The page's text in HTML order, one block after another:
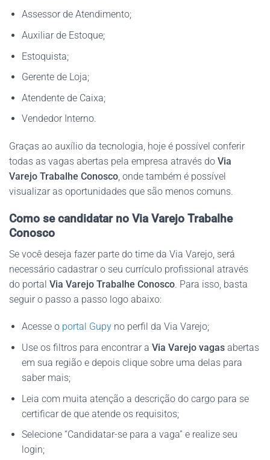
Assessor de Atendimento;
Auxiliar de Estoque;
Estoquista;
Gerente de Loja;
Atendente de Caixa;
Vendedor Interno.
Graças ao auxílio da tecnologia, hoje é possível conferir
todas as vagas abertas pela empresa através do Via
Varejo Trabalhe Conosco, onde também é possível
visualizar as oportunidades que são menos comuns.
Como se candidatar no Via Varejo Trabalhe
Conosco
Se você deseja fazer parte do time da Via Varejo, será
necessário cadastrar o seu currículo profissional através
do portal Via Varejo Trabalhe Conosco. Para isso, basta
seguir o passo a passo logo abaixo:
Acesse o portal Gupy no perfil da Via Varejo;
Use os filtros para encontrar a Via Varejo vagas abertas
em sua região e depois clique sobre uma delas para
saber mais;
Leia com muita atenção a descrição do cargo para se
certificar de que atende os requisitos;
Selecione “Candidatar-se para a vaga” e realize seu
login;